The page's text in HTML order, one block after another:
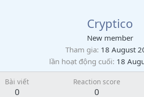
Cryptico
New member
Tham gia 18 August
lần hoạt động cuối 18
Bài viết
0
Reaction score
0